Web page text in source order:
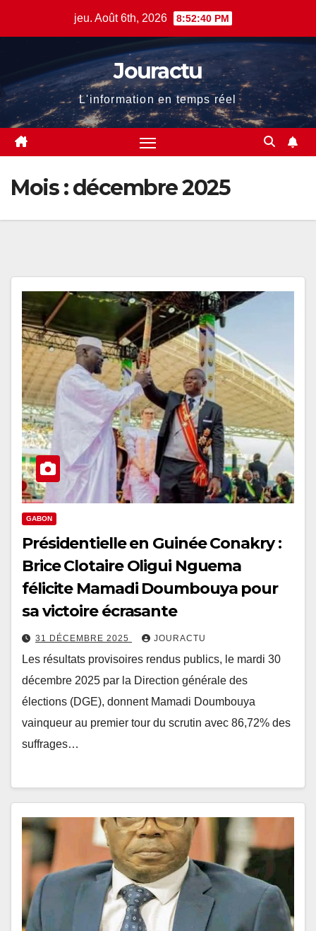
jeu. Août 6th, 2026 8:52:41 PM
Jouractu
L'information en temps réel
Mois :décembre 2025
GABON
Présidentielle en Guinée Conakry :
Brice Clotaire Oligui Nguema
félicite Mamadi Doumbouya pour
sa victoire écrasante
31 DÉCEMBRE 2025 JOURACTU
Les résultats provisoires rendus publics, le mardi 30
décembre 2025 par la Direction générale des
élections (DGE), donnent Mamadi Doumbouya
vainqueur au premier tour du scrutin avec 86,72% des
suffrages…